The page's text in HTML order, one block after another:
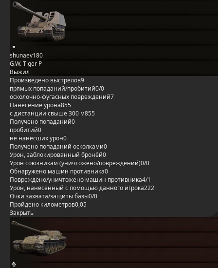
shunaev180
G.W. Tiger P
Выжил
Произведено выстрелов9
прямых попаданий/пробитий0/0
осколочно-фугасных повреждений7
Нанесение урона855
с дистанции свыше 300 м855
Получено попаданий0
пробитий0
не нанёсших урон0
Получено попаданий осколками0
Урон, заблокированный бронёй0
Урон союзникам (уничтожено/повреждений)0/0
Обнаружено машин противника0
Повреждено/уничтожено машин противника4/1
Урон, нанесённый с помощью данного игрока222
Очки захвата/защиты базы0/0
Пройдено километров0,05
Закрыть